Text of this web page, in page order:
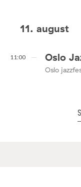
11. august
11:00 Oslo
Oslo